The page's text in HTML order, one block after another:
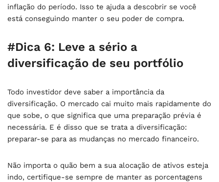
inflação do período. Isso te ajuda a descobrir se você
está conseguindo manter o seu poder de compra.
#Dica 6: Leve a sério a
diversificação de seu portfólio
Todo investidor deve saber a importância da
diversificação. O mercado cai muito mais rapidamente do
que sobe, o que significa que uma preparação prévia é
necessária. E é disso que se trata a diversificação:
preparar-se para as mudanças no mercado financeiro.
Não importa o quão bem a sua alocação de ativos esteja
indo, certifique-se sempre de manter as porcentagens